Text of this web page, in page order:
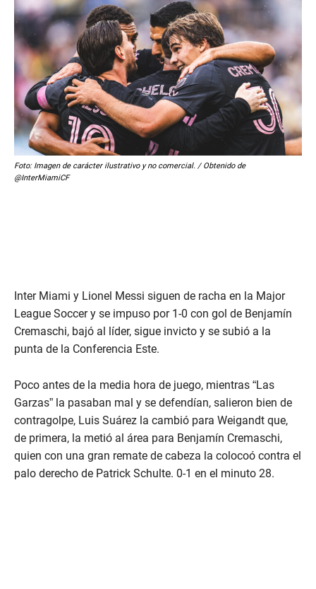
Foto: Imagen de carácter ilustrativo y no comercial. / Obtenido de
@InterMiamiCF
Inter Miami y Lionel Messi siguen de racha en la Major
League Soccer y se impuso por 1-0 con gol de Benjamín
Cremaschi, bajó al líder, sigue invicto y se subió a la
punta de la Conferencia Este.
Poco antes de la media hora de juego, mientras “Las
Garzas” la pasaban mal y se defendían, salieron bien de
contragolpe, Luis Suárez la cambió para Weigandt que,
de primera, la metió al área para Benjamín Cremaschi,
quien con una gran remate de cabeza la colocoó contra el
palo derecho de Patrick Schulte. 0-1 en el minuto 28.